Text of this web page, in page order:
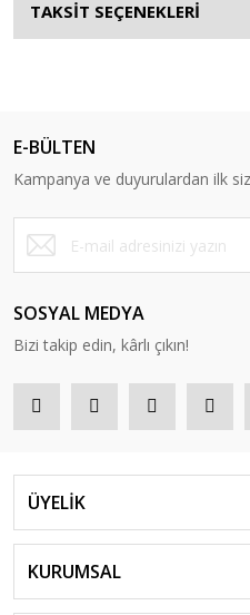
TAKSİT SEÇENEKLERİ
E-BÜLTEN
Kampanya ve duyurulardan ilk
SOSYAL MEDYA
Bizi takip edin, kârlı çıkın!
ÜYELİK
KURUMSAL